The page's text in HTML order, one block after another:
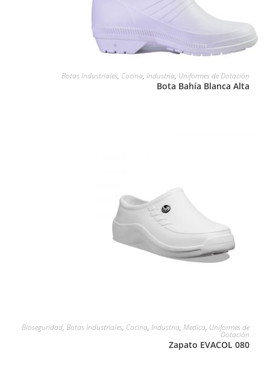
LEER MÁS
Botas Industriales, Cocina,Industria, Uniformes de Dotación
Bota Bahía Blanca Alta
LEER MÁS
Bioseguridad,Botas Industriales, Cocina,Industria,Medica, Uniformes de
Dotación
Zapato EVACOL 080